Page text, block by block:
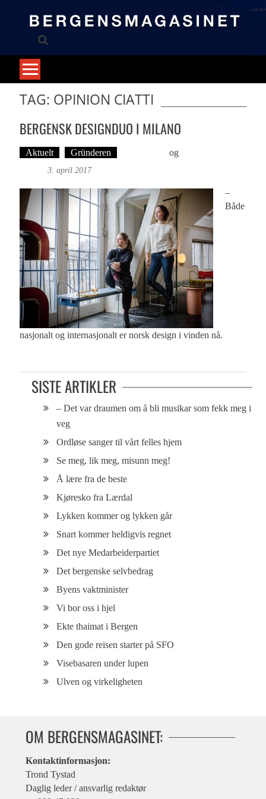
TAG: OPINION CIATTI
BERGENSK DESIGNDUO I MILANO
Aktuelt Gründeren og
3. april 2017
–
Både
nasjonalt og internasjonalt er norsk design i vinden nå.
SISTE ARTIKLER
– Det var draumen om å bli musikar som fekk meg i
veg
Ordløse sanger til vårt felles hjem
Se meg, lik meg, misunn meg!
Å lære fra de beste
Kjøresko fra Lærdal
Lykken kommer og lykken går
Snart kommer heldigvis regnet
Det nye Medarbeiderpartiet
Det bergenske selvbedrag
Byens vaktminister
Vi bor oss i hjel
Ekte thaimat i Bergen
Den gode reisen starter på SFO
Visebasaren under lupen
Ulven og virkeligheten
OM BERGENSMAGASINET:
Kontaktinformasjon:
Trond Tystad
Daglig leder / ansvarlig redaktør